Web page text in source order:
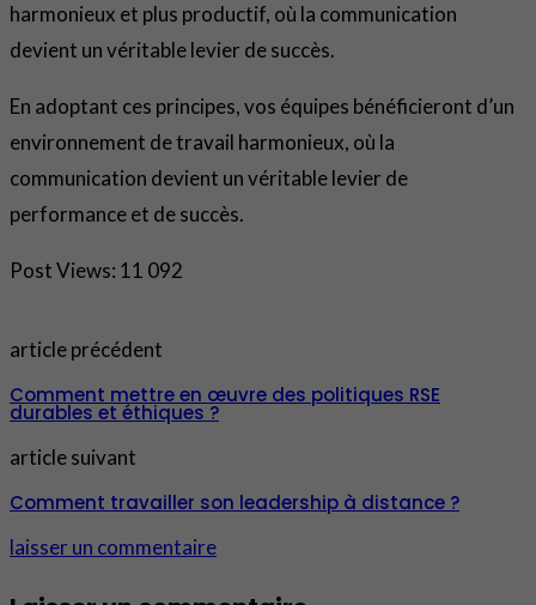
harmonieux et plus productif, où la communication
devient un véritable levier de succès.
En adoptant ces principes, vos équipes bénéficieront d’un
environnement de travail harmonieux, où la
communication devient un véritable levier de
performance et de succès.
Post Views: 11 092
article précédent
Comment mettre en œuvre des politiques RSE
durables et éthiques ?
article suivant
Comment travailler son leadership à distance ?
laisser un commentaire